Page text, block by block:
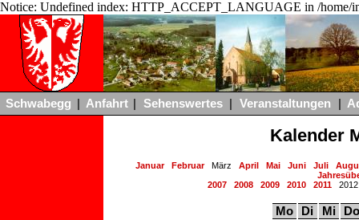
Notice: Undefined index: HTTP_ACCEPT_LANGUAGE in /home/
Schwabegg Anfahrt Sehenswertes Veranstaltungen
Kalender
Januar FebruarMärz April Mai Juni Juli
2007
2008 2009 2010 2011
Mo Di Mi
Do